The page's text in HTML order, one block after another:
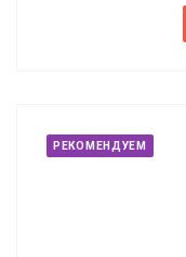
РЕКОМЕНДУЕМ